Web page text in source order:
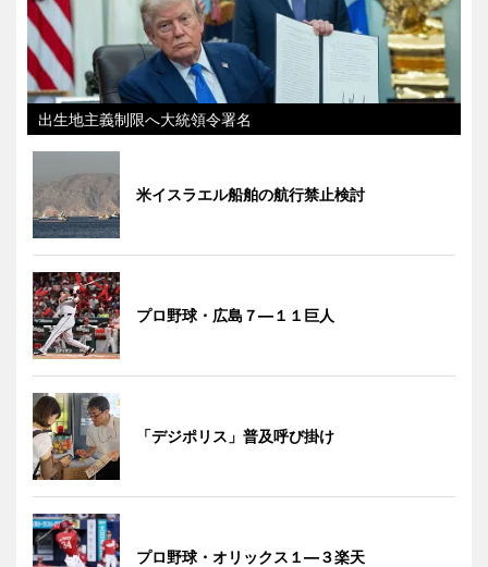
出生地主義制限へ大統領令署名
米イスラエル船舶の航行禁止検討
プロ野球・広島７―１１巨人
「デジポリス」普及呼び掛け
プロ野球・オリックス１―３楽天